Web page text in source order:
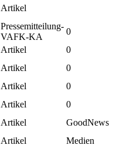
Artikel
Pressemitteilung-
VAFK-KA
0
Artikel
0
Artikel
0
Artikel
0
Artikel
0
Artikel
GoodNews
Artikel
Medien